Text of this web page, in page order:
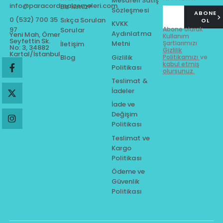
info@paracordmalzemeleri.com
0 (532) 700 35
97
Yeni Mah, Ömer
Seyfettin Sk.
No: 3, 34882
Kartal/İstanbul
ABONE
OL
Abone olarak
Kullanım
Şartlarımızı
Gizlilik
Politikamızı ve
kabul etmiş
olursunuz.
Biz Kimiz?
Sıkça Sorulan
Sorular
İletişim
Blog
Sözleşmesi
KVKK
Aydınlatma
Metni
Gizlilik
Politikası
Teslimat &
İadeler
İade ve
Değişim
Politikası
Teslimat ve
Kargo
Politikası
Ödeme ve
Güvenlik
Politikası